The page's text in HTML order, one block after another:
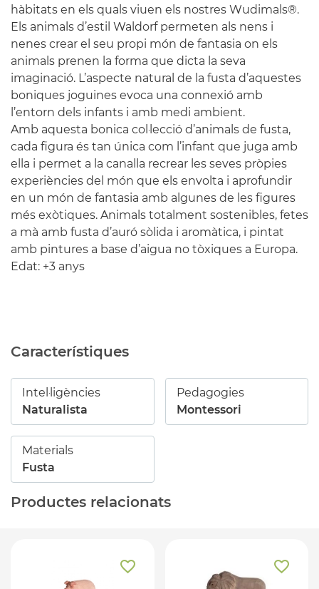
hàbitats en els quals viuen els nostres Wudimals®.
Els animals d’estil Waldorf permeten als nens i
nenes crear el seu propi món de fantasia on els
animals prenen la forma que dicta la seva
imaginació. L’aspecte natural de la fusta d’aquestes
boniques joguines evoca una connexió amb
l’entorn dels infants i amb medi ambient.
Amb aquesta bonica col·lecció d’animals de fusta,
cada figura és tan única com l’infant que juga amb
ella i permet a la canalla recrear les seves pròpies
experiències del món que els envolta i aprofundir
en un món de fantasia amb algunes de les figures
més exòtiques. Animals totalment sostenibles, fetes
a mà amb fusta d’auró sòlida i aromàtica, i pintat
amb pintures a base d’aigua no tòxiques a Europa.
Edat: +3 anys
Característiques
Intel·ligències
Naturalista
Pedagogies
Montessori
Materials
Fusta
Productes relacionats